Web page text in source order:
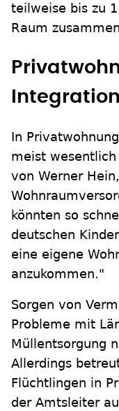
teilweise bis zu
Raum
Integration
In
meist
von Werner
könnten so
deutschen
eine eigene
anzukommen."
Sorgen von
Probleme mit
Müllentsorgung
Allerdings
Flüchtlingen in
der Amtsleiter